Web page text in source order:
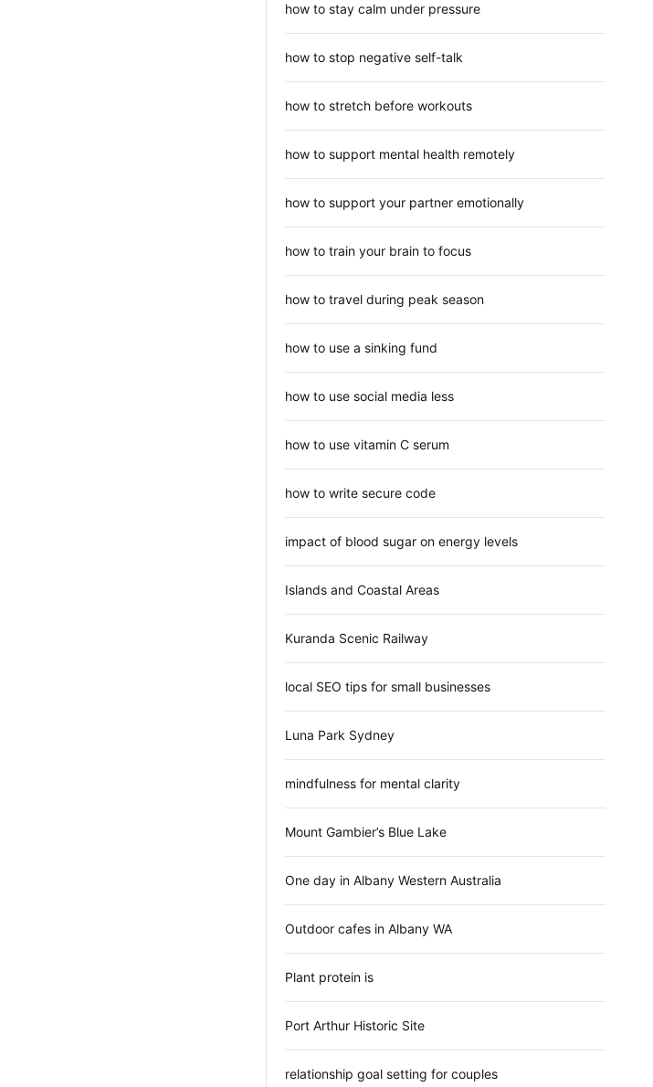
how to stay calm under pressure
how to stop negative self-talk
how to stretch before workouts
how to support mental health remotely
how to support your partner emotionally
how to train your brain to focus
how to travel during peak season
how to use a sinking fund
how to use social media less
how to use vitamin C serum
how to write secure code
impact of blood sugar on energy levels
Islands and Coastal Areas
Kuranda Scenic Railway
local SEO tips for small businesses
Luna Park Sydney
mindfulness for mental clarity
Mount Gambier’s Blue Lake
One day in Albany Western Australia
Outdoor cafes in Albany WA
Plant protein is
Port Arthur Historic Site
relationship goal setting for couples